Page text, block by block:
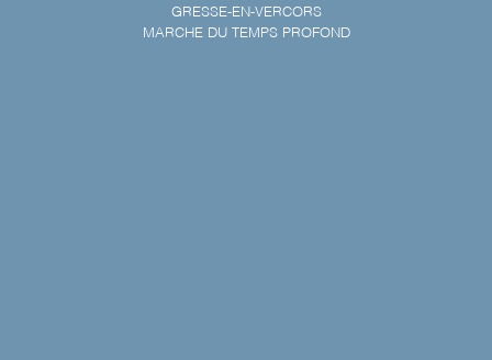
GRESSE-EN-VERCORS
MARCHE DU TEMPS PROFOND